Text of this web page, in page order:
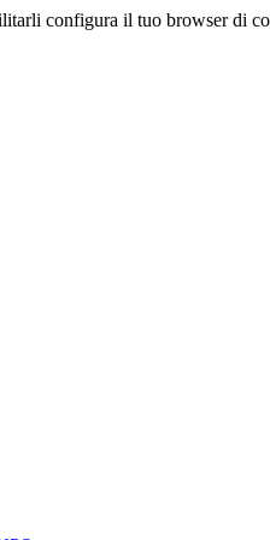
configura il tuo browser di